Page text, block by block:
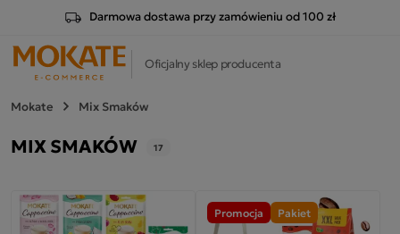
Darmowa dostawa przy zamówieniu od 100 zł
Oficjalny sklep producenta
Mokate Mix Smaków
MIX SMAKÓW 17
Promocja Pakiet